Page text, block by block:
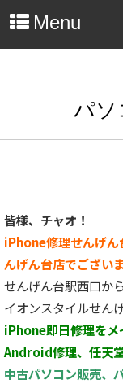
Menu
パソ
皆様、チャオ！
iPhone修理せんげ
んげん台店でございま
せんげん台駅西口か
イオンスタイルせん
iPhone即日修理をメ
Android修理、任天
中古パソコン販売、